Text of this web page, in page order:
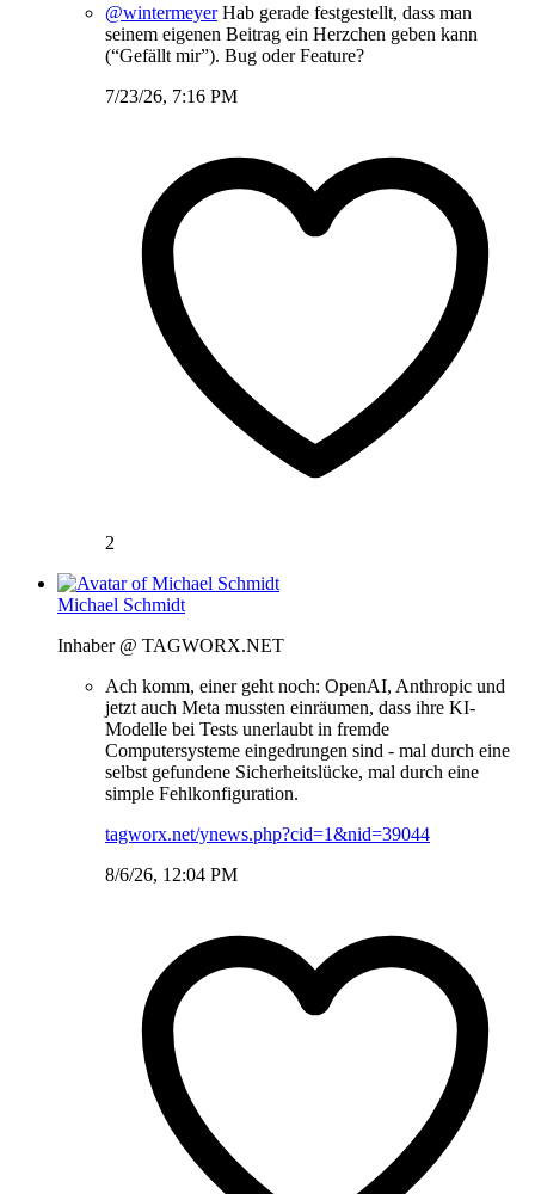
@wintermeyerHab gerade festgestellt, dass man
seinem eigenen Beitrag ein Herzchen geben kann
(“Gefällt mir”). Bug oder Feature?
7/23/26, 7:16 PM
2
Michael Schmidt
Inhaber @ TAGWORX.NET
Ach komm, einer geht noch: OpenAI, Anthropic und
jetzt auch Meta mussten einräumen, dass ihre KI-
Modelle bei Tests unerlaubt in fremde
Computersysteme eingedrungen sind - mal durch eine
selbst gefundene Sicherheitslücke, mal durch eine
simple Fehlkonfiguration.
tagworx.net/ynews.php?cid=1&nid=39044
8/6/26, 12:04 PM